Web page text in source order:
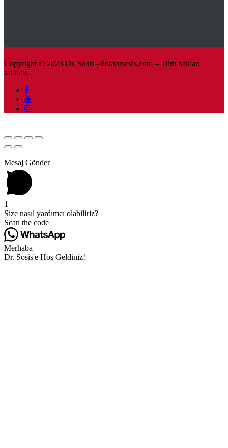
Copyright © 2023 Dr. Sosis - doktorsosis.com – Tüm hakları
saklıdır.
Mesaj Gönder
1
Size nasıl yardımcı olabiliriz?
Scan the code
Merhaba
Dr. Sosis'e Hoş Geldiniz!